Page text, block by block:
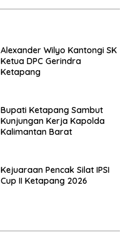
Alexander Wilyo Kantongi SK
Ketua DPC Gerindra
Ketapang
Bupati Ketapang Sambut
Kunjungan Kerja Kapolda
Kalimantan Barat
Kejuaraan Pencak Silat IPSI
Cup II Ketapang 2026